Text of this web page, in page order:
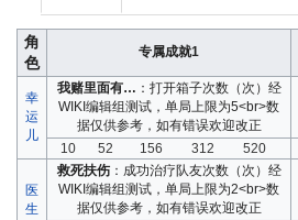
经WIKI
编辑组
角
色
专属成就1
幸
运
儿
我赌里面有… ：打开箱子次数（次） 经
WIKI编辑组测试，单局上限为5<br>数
据仅供参考，如有错误欢迎改正
10
52 156 312 520
医
生
救死扶伤：成功治疗队友次数（次） 经
WIKI编辑组测试，单局上限为2<br>数
据仅供参考，如有错误欢迎改正